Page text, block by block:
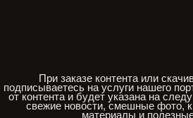
При заказе контента или
подписываетесь на услуги нашего
от контента и будет указана на
свежие новости, смешные фото,
материалы и